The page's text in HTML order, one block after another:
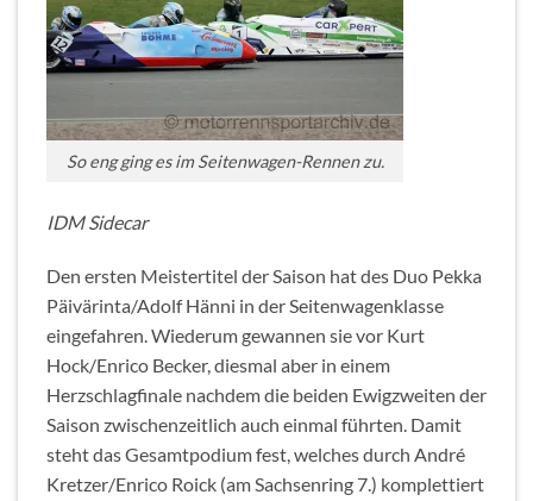
So eng ging es im Seitenwagen-Rennen zu.
IDM Sidecar
Den ersten Meistertitel der Saison hat des Duo Pekka
Päivärinta/Adolf Hänni in der Seitenwagenklasse
eingefahren. Wiederum gewannen sie vor Kurt
Hock/Enrico Becker, diesmal aber in einem
Herzschlagfinale nachdem die beiden Ewigzweiten der
Saison zwischenzeitlich auch einmal führten. Damit
steht das Gesamtpodium fest, welches durch André
Kretzer/Enrico Roick (am Sachsenring 7.) komplettiert